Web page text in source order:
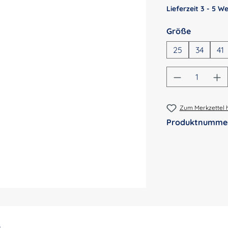
Lieferzeit 3 - 5
Größe
25
34 41
Produkt
Zum Merkzettel